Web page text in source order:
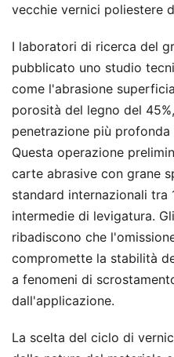
vecchie vernici poliestere
I laboratori di ricerca del
pubblicato uno studio
come l'abrasione
porosità del legno del
penetrazione più
Questa operazione
carte abrasive con grane
standard internazionali tra
intermedie di levigatura.
ribadiscono che
compromette la stabilità
a fenomeni di
dall'applicazione.
La scelta del ciclo di